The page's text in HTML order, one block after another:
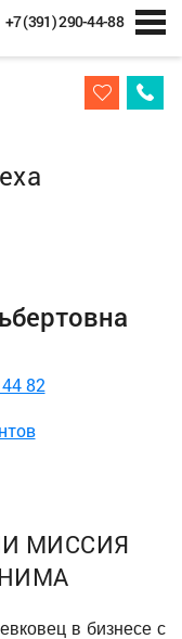
+7 (391) 290-44-88
82
МИССИЯ
в бизнесе с